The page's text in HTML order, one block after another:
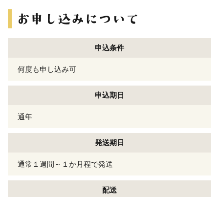
申込条件
何度も申し込み可
申込期日
通年
発送期日
通常１週間～１か月程で発送
配送